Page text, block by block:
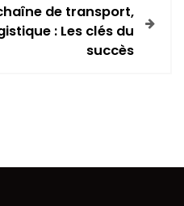
de transport,
: Les clés du
succès